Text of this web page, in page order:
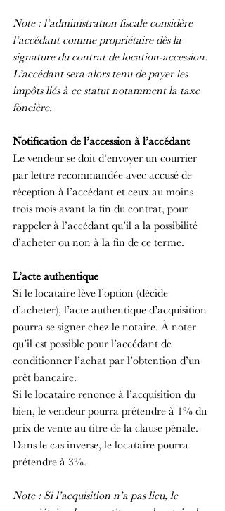
Note : l’administration fiscale considère
l’accédant comme propriétaire dès la
signature du contrat de location-accession.
L’accédant sera alors tenu de payer les
impôts liés à ce statut notamment la taxe
foncière.
Notification de l’accession à l’accédant
Le vendeur se doit d’envoyer un courrier
par lettre recommandée avec accusé de
réception à l’accédant et ceux au moins
trois mois avant la fin du contrat, pour
rappeler à l’accédant qu’il a la possibilité
d’acheter ou non à la fin de ce terme.
L’acte authentique
Si le locataire lève l’option (décide
d’acheter), l’acte authentique d’acquisition
pourra se signer chez le notaire. À noter
qu’il est possible pour l’accédant de
conditionner l’achat par l’obtention d’un
prêt bancaire.
Si le locataire renonce à l’acquisition du
bien, le vendeur pourra prétendre à 1% du
prix de vente au titre de la clause pénale.
Dans le cas inverse, le locataire pourra
prétendre à 3%.
Note : Si l’acquisition n’a pas lieu, le